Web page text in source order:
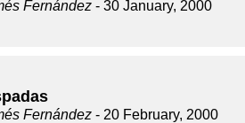
Fernández - 30 January, 2000
Fernández - 20 February, 2000